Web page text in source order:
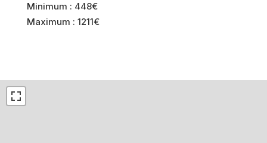
Minimum : 448€
Maximum : 1211€